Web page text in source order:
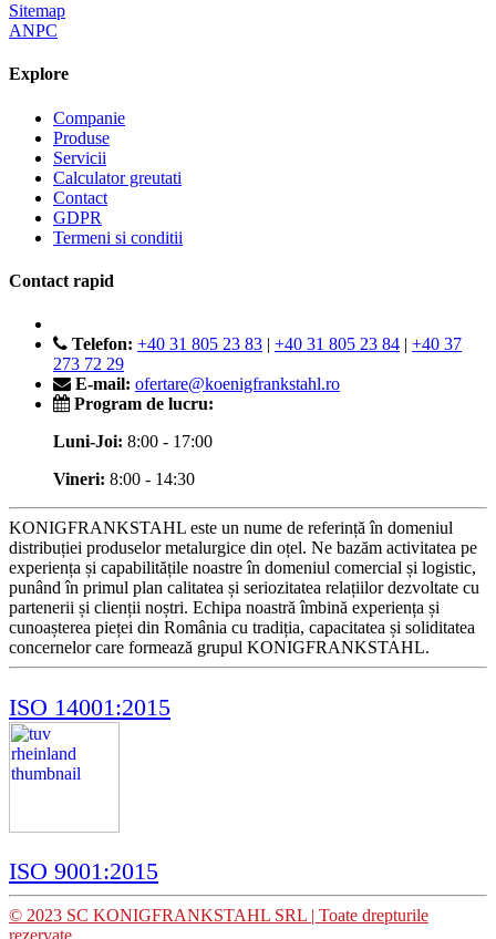
Sitemap
ANPC
Explore
Companie
Produse
Servicii
Calculator greutati
Contact
GDPR
Termeni si conditii
Contact rapid
Telefon: +40 31 805 23 83 | +40 31 805 23 84 | +40 37
273 72 29
E-mail: ofertare@koenigfrankstahl.ro
Program de lucru:
Luni-Joi: 8:00 - 17:00
Vineri: 8:00 - 14:30
KONIGFRANKSTAHL este un nume de referință în domeniul
distribuției produselor metalurgice din oțel. Ne bazăm activitatea pe
experiența și capabilitățile noastre în domeniul comercial și logistic,
punând în primul plan calitatea și seriozitatea relațiilor dezvoltate cu
partenerii și clienții noștri. Echipa noastră îmbină experiența și
cunoașterea pieței din România cu tradiția, capacitatea și soliditatea
concernelor care formează grupul KONIGFRANKSTAHL.
ISO 14001:2015
ISO 9001:2015
© 2023 SC KONIGFRANKSTAHL SRL | Toate drepturile
rezervate.